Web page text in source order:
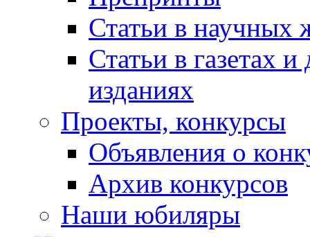
Статьи в научных
Статьи в газетах
изданиях
Проекты, конкурсы
Объявления о
Архив конкурсов
Наши юбиляры